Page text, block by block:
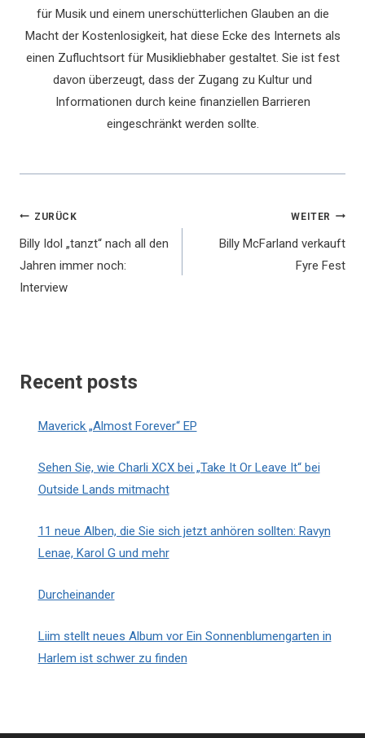
für Musik und einem unerschütterlichen Glauben an die
Macht der Kostenlosigkeit, hat diese Ecke des Internets als
einen Zufluchtsort für Musikliebhaber gestaltet. Sie ist fest
davon überzeugt, dass der Zugang zu Kultur und
Informationen durch keine finanziellen Barrieren
eingeschränkt werden sollte.
Beitragsnavigation
ZURÜCK
Billy Idol „tanzt“ nach all den
Jahren immer noch:
Interview
WEITER
Billy McFarland verkauft
Fyre Fest
Recent posts
Maverick „Almost Forever“ EP
Sehen Sie, wie Charli XCX bei „Take It Or Leave It“ bei
Outside Lands mitmacht
11 neue Alben, die Sie sich jetzt anhören sollten: Ravyn
Lenae, Karol G und mehr
Durcheinander
Liim stellt neues Album vor Ein Sonnenblumengarten in
Harlem ist schwer zu finden